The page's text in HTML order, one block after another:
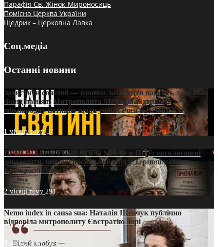
Парафія Св. Жінок-Мироносиць
Помісна Церква України
Щедрик – Церковна Лавка
Соц.медіа
Останні новини
Захистити святині — означає захистити пам’ять людства:
Фонд пам’яті Митрополита Мефодія підтримує
міжнародну петицію щодо участі Росії в ЮНЕСКО
1 місяць тому57
ПРИСМАК «РУССЬКОГО МІРА» в ПЦУ: ексклюзивні
документи, вирок і російський слід у Тернопільсько-
Бучацькій єпархії
2 місяці тому 293
Nemo iudex in causa sua: Наталія Шевчук публічно
відповіла митрополиту Євстратію Зорі
3 місяці тому211